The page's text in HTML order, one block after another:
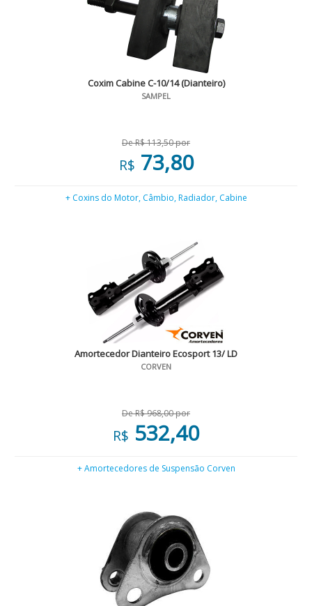
Coxim Cabine C-10/14 (Dianteiro)
SAMPEL
De R$ 113,50 por
R$ 73,80
+ Coxins do Motor, Câmbio, Radiador, Cabine
Amortecedor Dianteiro Ecosport 13/ LD
CORVEN
De R$ 968,00 por
R$ 532,40
+ Amortecedores de Suspensão Corven